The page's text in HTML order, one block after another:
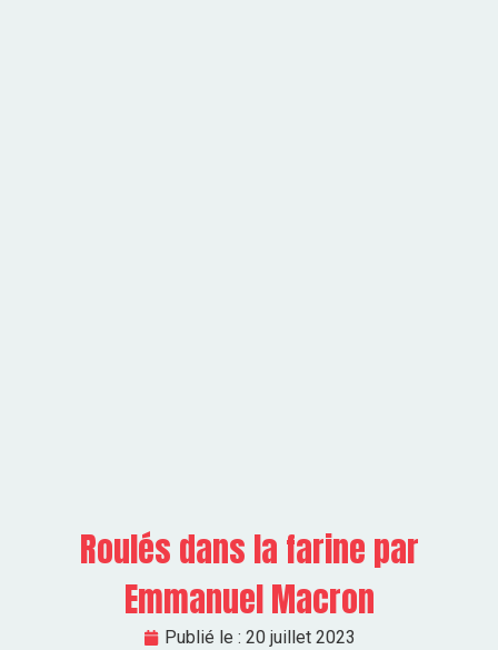
Roulés dans la farine par
Emmanuel Macron
Publié le : 20 juillet 2023